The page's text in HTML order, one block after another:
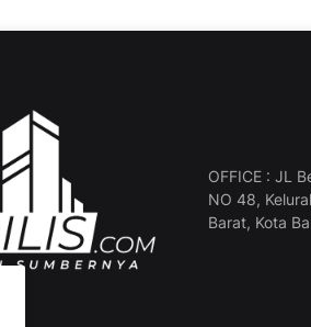
OFFICE : JL
NO 48,
Barat, Kota